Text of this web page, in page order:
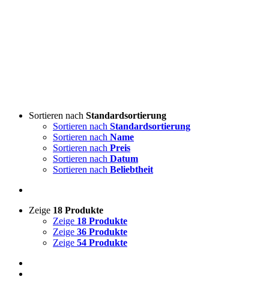
Sortieren nach Standardsortierung
Sortieren nach Standardsortierung
Sortieren nach Name
Sortieren nach Preis
Sortieren nach Datum
Sortieren nach Beliebtheit
Zeige 18 Produkte
Zeige 18 Produkte
Zeige 36 Produkte
Zeige 54 Produkte